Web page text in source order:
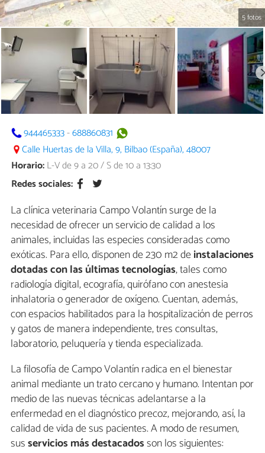
5 fotos
944465333-688860831
Calle Huertas de la Villa, 9, Bilbao (España), 48007
Horario:L-V de 9 a 20 / S de 10 a 13:30
Redes sociales:
La clínica veterinaria Campo Volantín surge de la
necesidad de ofrecer un servicio de calidad a los
animales, incluidas las especies consideradas como
exóticas. Para ello, disponen de 230 m2 deinstalaciones
dotadas con las últimas tecnologías, tales como
radiología digital, ecografía, quirófano con anestesia
inhalatoria o generador de oxígeno. Cuentan, además,
con espacios habilitados para la hospitalización de perros
y gatos de manera independiente, tres consultas,
laboratorio, peluquería y tienda especializada.
La filosofía de Campo Volantín radica en el bienestar
animal mediante un trato cercano y humano. Intentan por
medio de las nuevas técnicas adelantarse a la
enfermedad en el diagnóstico precoz, mejorando, así, la
calidad de vida de sus pacientes. A modo de resumen,
susservicios más destacadosson los siguientes: